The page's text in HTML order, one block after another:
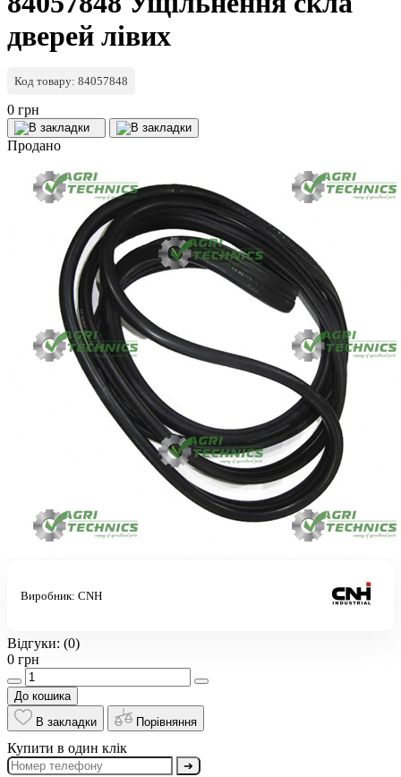
дверей лівих
Код товару: 84057848
0 грн
Продано
Виробник: CNH
Відгуки: (0)
0 грн
До кошика
В закладки
Порівняння
Купити в один клік
➔